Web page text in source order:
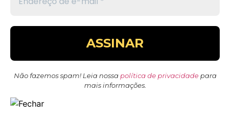
Não fazemos spam! Leia nossa política de privacidadepara
mais informações.